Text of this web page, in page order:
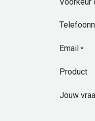
Email*
Product
Jouw